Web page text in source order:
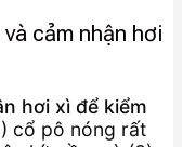
cảm nhận hơi
hơi xì để kiểm
cổ pô nóng rất